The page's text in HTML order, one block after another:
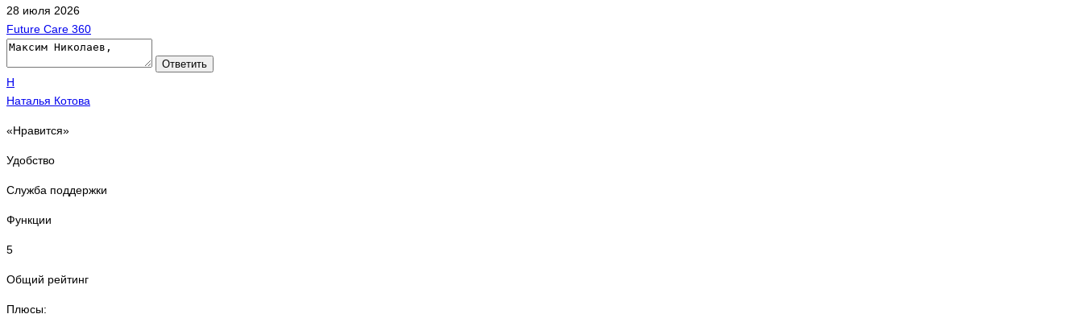
28 июля 2026
Future Care 360
Ответить
Н
Наталья Котова
«Нравится»
Удобство
Служба поддержки
Функции
5
Общий рейтинг
Плюсы: